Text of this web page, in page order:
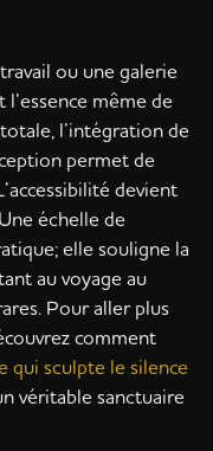
ou une galerie
même de
l’intégration de
permet de
devient
échelle de
elle souligne la
au voyage au
Pour aller plus
comment
qui sculpte le silence
véritable sanctuaire